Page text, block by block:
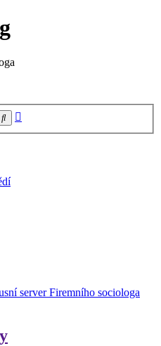
Hledat
server Firemního sociologa